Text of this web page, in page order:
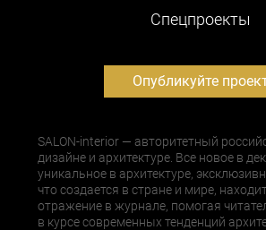
Cпецпроекты
Опубликуйте
SALON-interior — авторитетный
дизайне и архитектуре. Все новое в
уникальное в архитектуре,
что создается в стране и мире,
отражение в журнале, помогая
в курсе современных тенденций